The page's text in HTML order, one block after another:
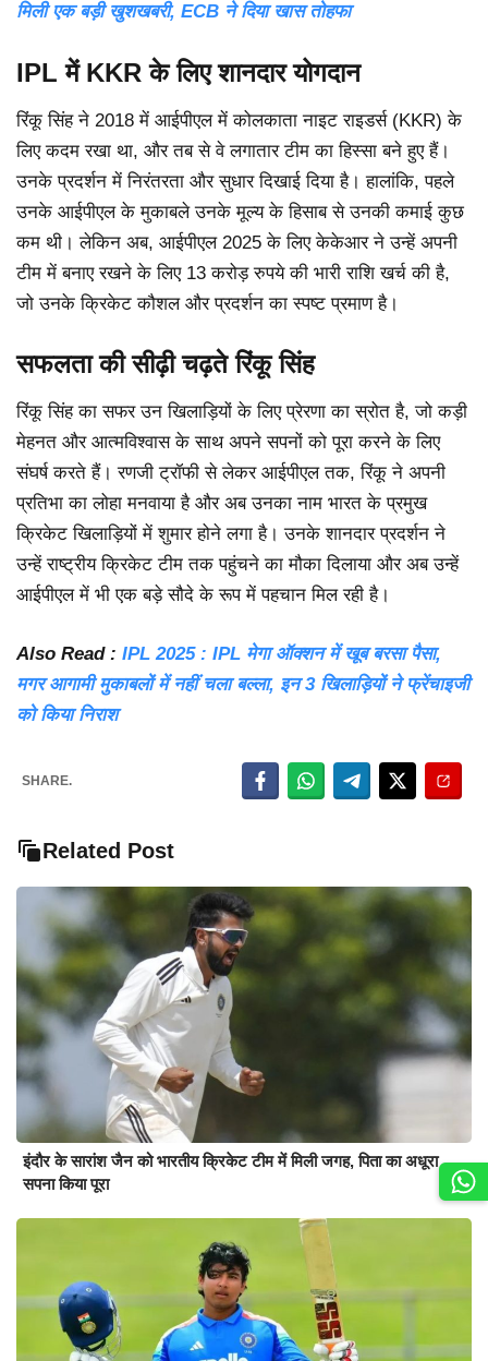
मिली एक बड़ी खुशखबरी, ECB ने दिया खास तोहफा
IPL में KKR के लिए शानदार योगदान
रिंकू सिंह ने 2018 में आईपीएल में कोलकाता नाइट राइडर्स (KKR) के
लिए कदम रखा था, और तब से वे लगातार टीम का हिस्सा बने हुए हैं।
उनके प्रदर्शन में निरंतरता और सुधार दिखाई दिया है। हालांकि, पहले
उनके आईपीएल के मुकाबले उनके मूल्य के हिसाब से उनकी कमाई कुछ
कम थी। लेकिन अब, आईपीएल 2025 के लिए केकेआर ने उन्हें अपनी
टीम में बनाए रखने के लिए 13 करोड़ रुपये की भारी राशि खर्च की है,
जो उनके क्रिकेट कौशल और प्रदर्शन का स्पष्ट प्रमाण है।
सफलता की सीढ़ी चढ़ते रिंकू सिंह
रिंकू सिंह का सफर उन खिलाड़ियों के लिए प्रेरणा का स्रोत है, जो कड़ी
मेहनत और आत्मविश्वास के साथ अपने सपनों को पूरा करने के लिए
संघर्ष करते हैं। रणजी ट्रॉफी से लेकर आईपीएल तक, रिंकू ने अपनी
प्रतिभा का लोहा मनवाया है और अब उनका नाम भारत के प्रमुख
क्रिकेट खिलाड़ियों में शुमार होने लगा है। उनके शानदार प्रदर्शन ने
उन्हें राष्ट्रीय क्रिकेट टीम तक पहुंचने का मौका दिलाया और अब उन्हें
आईपीएल में भी एक बड़े सौदे के रूप में पहचान मिल रही है।
Also Read : IPL 2025 : IPL मेगा ऑक्शन में खूब बरसा पैसा,
मगर आगामी मुकाबलों में नहीं चला बल्ला, इन 3 खिलाड़ियों ने फ्रेंचाइजी
को किया निराश
SHARE.
Related Post
इंदौर के सारांश जैन को भारतीय क्रिकेट टीम में मिली जगह, पिता का अधूरा
सपना किया पूरा